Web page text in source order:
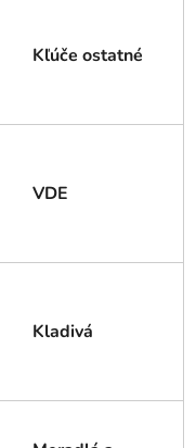
Kľúče ostatné
VDE
Kladivá